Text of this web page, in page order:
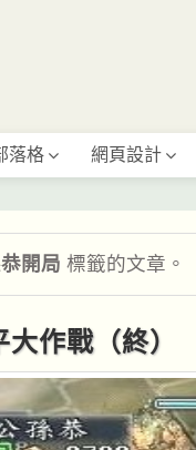
落格 網頁設計
開局 標籤的文章。
作戰（終）